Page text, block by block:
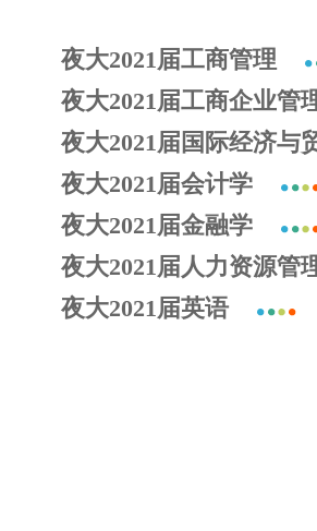
夜大2021届工商管理
夜大2021届工商企业管
夜大2021届国际经济与
夜大2021届会计学
夜大2021届金融学
夜大2021届人力资源管
夜大2021届英语